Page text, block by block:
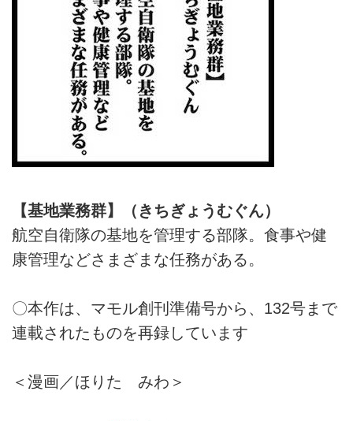
【基地業務群】（きちぎょうむぐん）
航空自衛隊の基地を管理する部隊。食事や健
康管理などさまざまな任務がある。
〇本作は、マモル創刊準備号から、132号まで
連載されたものを再録しています
＜漫画／ほりた みわ＞